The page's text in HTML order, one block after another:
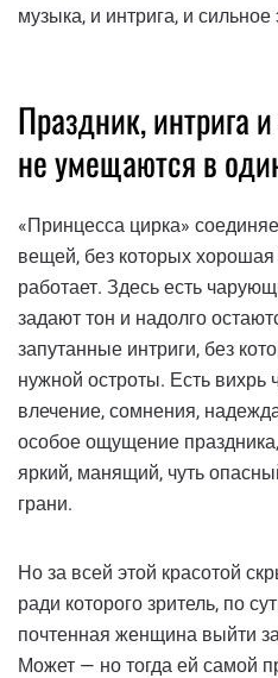
музыка, и интрига, и
Праздник, интрига
не умещаются в
«Принцесса цирка»
вещей, без которых хорошая
работает. Здесь есть
задают тон и надолго
запутанные интриги, без
нужной остроты. Есть вихрь
влечение, сомнения,
особое ощущение
яркий, манящий, чуть
грани.
Но за всей этой красотой
ради которого зритель, по
почтенная женщина выйти
Может — но тогда ей самой